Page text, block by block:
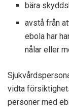
bära
avstå från
ebola har
nålar eller
vidta
personer med